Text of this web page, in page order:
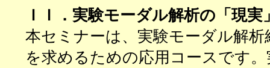
ＩＩ．実験モーダル解析の「現
本セミナーは、実験モーダル解
を求めるための応用コースです